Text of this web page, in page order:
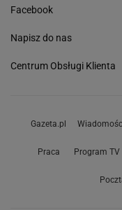
Facebook
Napisz do nas
Centrum Obsługi Klienta
Gazeta.pl
Praca Program TV